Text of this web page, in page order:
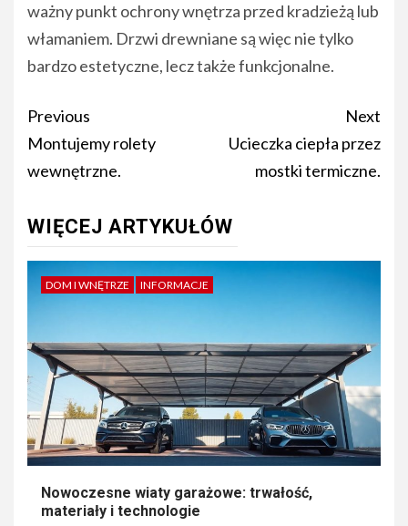
ważny punkt ochrony wnętrza przed kradzieżą lub
włamaniem. Drzwi drewniane są więc nie tylko
bardzo estetyczne, lecz także funkcjonalne.
Post
navigation
Previous
Montujemy rolety
wewnętrzne.
Next
Ucieczka ciepła przez
mostki termiczne.
WIĘCEJ ARTYKUŁÓW
DOM I WNĘTRZE INFORMACJE
Nowoczesne wiaty garażowe: trwałość,
materiały i technologie